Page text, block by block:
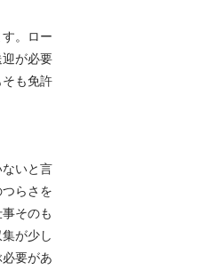
。ロー
が必要
も免許
いと言
らさを
そのも
が少し
要があ